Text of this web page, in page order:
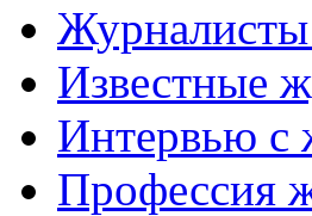
Журналисты
Известные
Интервью с
Профессия